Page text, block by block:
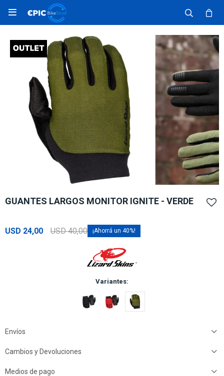

GUANTES LARGOS MONITOR IGNITE - VERDE
USD 24,00 USD 40,00 40
Variantes:
Envíos
Cambios y Devoluciones
Medios de pago